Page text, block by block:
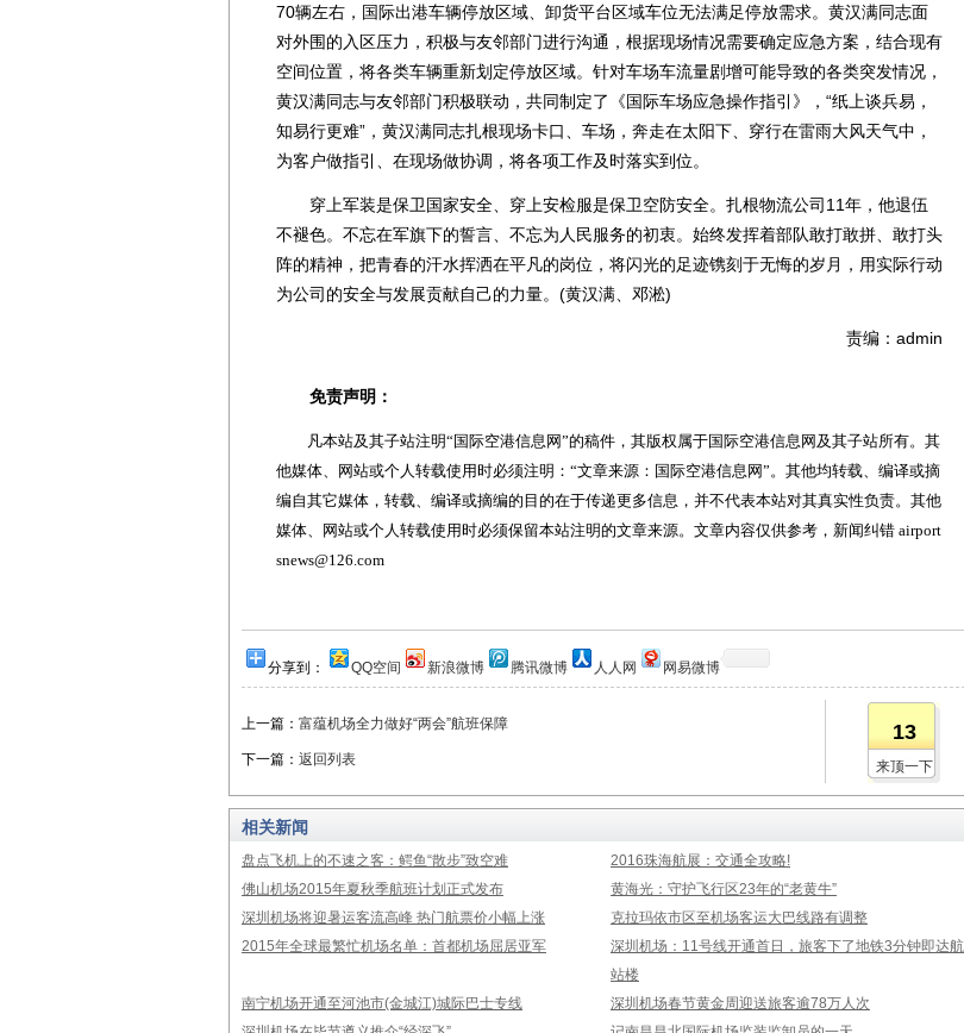
70辆左右，国际出港车辆停放区域、卸货平台区域车位无法满足停放需求。黄汉满同志面
对外围的入区压力，积极与友邻部门进行沟通，根据现场情况需要确定应急方案，结合现有
空间位置，将各类车辆重新划定停放区域。针对车场车流量剧增可能导致的各类突发情况，
黄汉满同志与友邻部门积极联动，共同制定了《国际车场应急操作指引》，“纸上谈兵易，
知易行更难”，黄汉满同志扎根现场卡口、车场，奔走在太阳下、穿行在雷雨大风天气中，
为客户做指引、在现场做协调，将各项工作及时落实到位。
穿上军装是保卫国家安全、穿上安检服是保卫空防安全。扎根物流公司11年，他退伍
不褪色。不忘在军旗下的誓言、不忘为人民服务的初衷。始终发挥着部队敢打敢拼、敢打头
阵的精神，把青春的汗水挥洒在平凡的岗位，将闪光的足迹镌刻于无悔的岁月，用实际行动
为公司的安全与发展贡献自己的力量。(黄汉满、邓淞)
责编：admin
免责声明：
凡本站及其子站注明“国际空港信息网”的稿件，其版权属于国际空港信息网及其子站所有。其
他媒体、网站或个人转载使用时必须注明：“文章来源：国际空港信息网”。其他均转载、编译或摘
编自其它媒体，转载、编译或摘编的目的在于传递更多信息，并不代表本站对其真实性负责。其他
媒体、网站或个人转载使用时必须保留本站注明的文章来源。文章内容仅供参考，新闻纠错 airport
snews@126.com
分享到： QQ空间 新浪微博 腾讯微博 人人网 网易微博
上一篇： 富蕴机场全力做好“两会”航班保障
下一篇： 返回列表
13
来顶一下
相关新闻
盘点飞机上的不速之客：鳄鱼“散步”致空难
2016珠海航展：交通全攻略!
佛山机场2015年夏秋季航班计划正式发布
黄海光：守护飞行区23年的“老黄牛”
深圳机场将迎暑运客流高峰 热门航票价小幅上涨
克拉玛依市区至机场客运大巴线路有调整
2015年全球最繁忙机场名单：首都机场屈居亚军
深圳机场：11号线开通首日，旅客下了地铁3分钟即达航
站楼
南宁机场开通至河池市(金城江)城际巴士专线
深圳机场春节黄金周迎送旅客逾78万人次